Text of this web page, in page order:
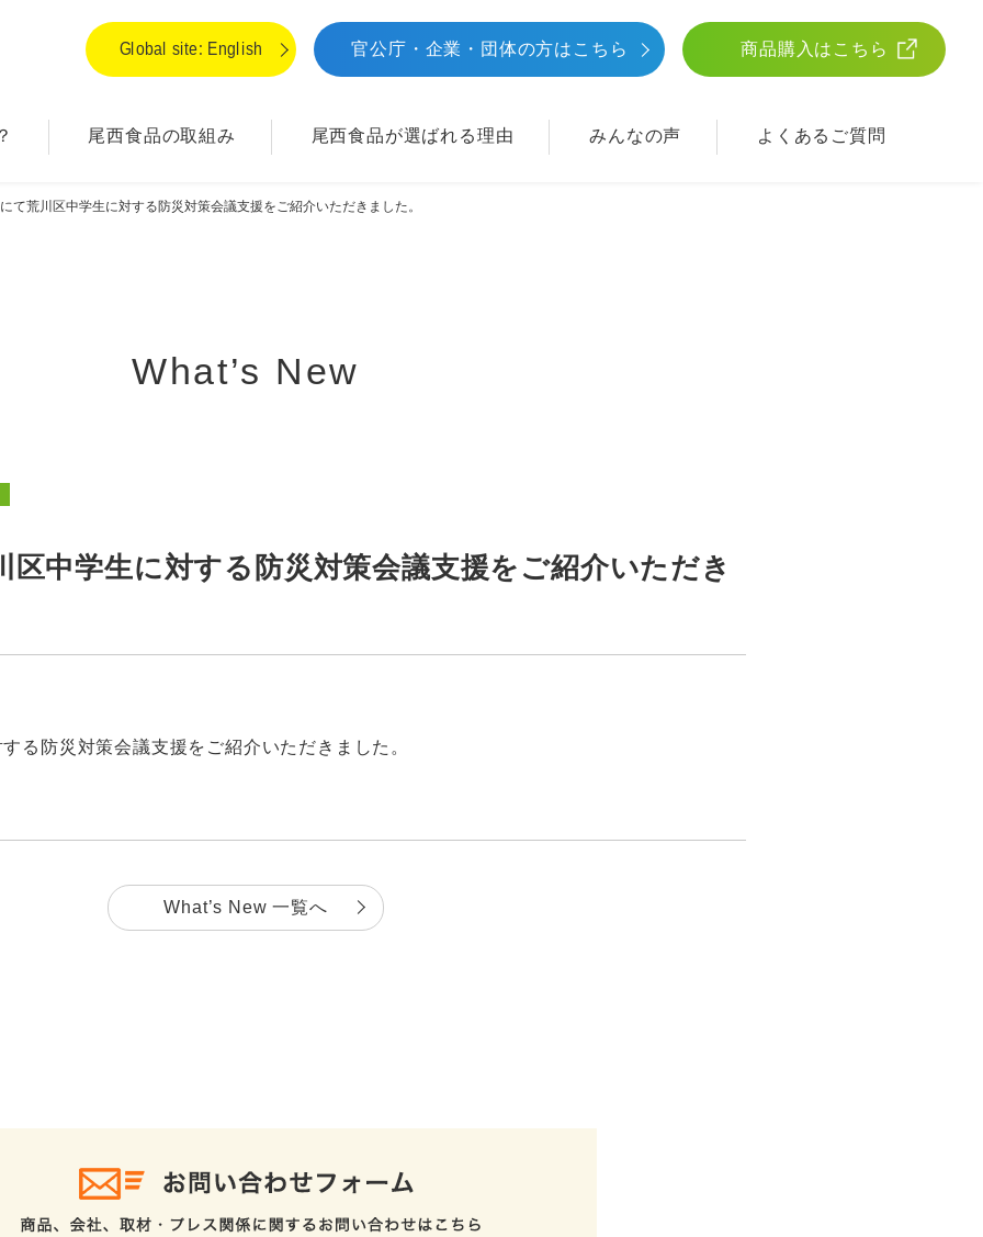
Global site: English 官公庁・企業・団体の方はこちら 商品購入はこちら
尾西食品の取組み 尾西食品が選ばれる理由 みんなの声 よくあるご質問
て荒川区中学生に対する防災対策会議支援をご紹介いただきました。
What’s New
区中学生に対する防災対策会議支援をご紹介いただき
る防災対策会議支援をご紹介いただきました。
What’s New 一覧へ